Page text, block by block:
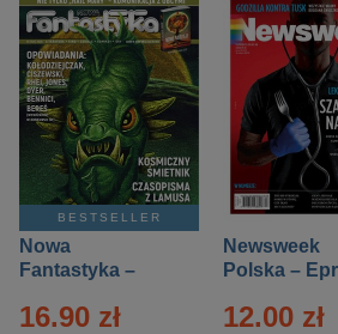
BESTSELLER
Nowa
Fantastyka –
16.90 zł
Newsweek
Polska –
12.00 zł